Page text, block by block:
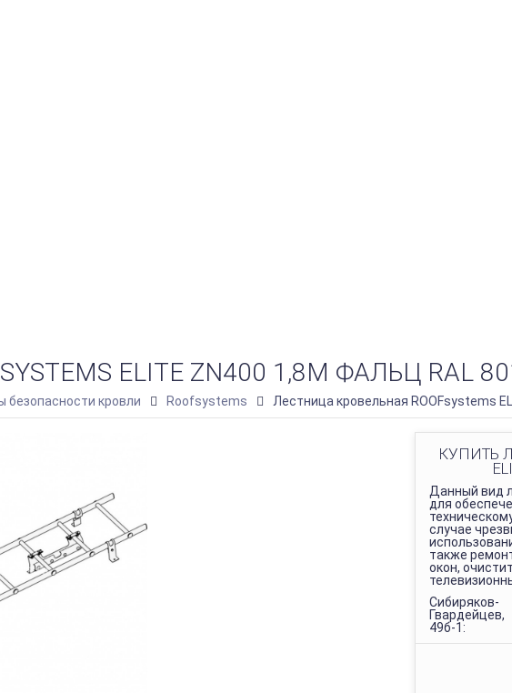
ELITE ZN400 1,8М ФАЛЬЦ RAL
безопасности кровли Roofsystems Лестница кровельная ROOFsystems
КУПИТЬ
Данный вид
для
случае
также
окон,
Сибиряков-
Гвардейцев,
49б-1: